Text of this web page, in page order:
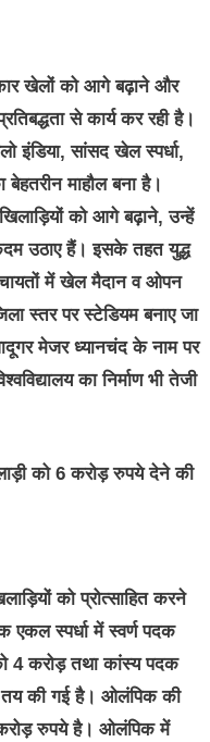
खेलों को आगे बढ़ाने और
से कार्य कर रही है।
इंडिया, सांसद खेल स्पर्धा,
माहौल बना है।
को आगे बढ़ाने, उन्हें
उठाए हैं। इसके तहत युद्ध
में खेल मैदान व ओपन
स्तर पर स्टेडियम बनाए जा
मेजर ध्यानचंद के नाम पर
का निर्माण भी तेजी
को 6 करोड़ रुपये देने की
को प्रोत्साहित करने
स्पर्धा में स्वर्ण पदक
4 करोड़ तथा कांस्य पदक
तय की गई है। ओलंपिक की
करोड़ रुपये है। ओलंपिक में